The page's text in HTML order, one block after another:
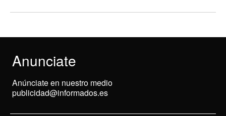
Anunciate
Anúnciate en nuestro medio
publicidad@informados.es